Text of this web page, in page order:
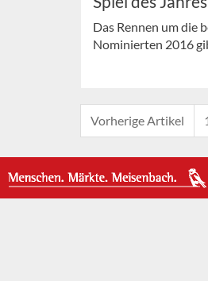
Das Rennen um die
Nominierten 2016
Vorherige Artikel